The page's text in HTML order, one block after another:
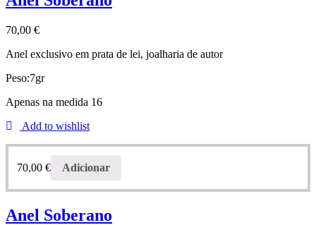
70,00 €
Anel exclusivo em prata de lei, joalharia de autor
Peso:7gr
Apenas na medida 16
Add to wishlist
70,00 € Adicionar
Anel Soberano